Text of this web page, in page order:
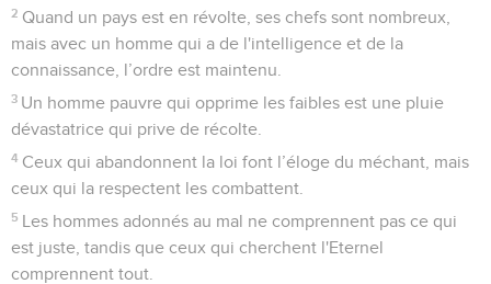
2 Quand un pays est en révolte, ses chefs sont nombreux,
mais avec un homme qui a de l'intelligence et de la
connaissance, l’ordre est maintenu.
3 Un homme pauvre qui opprime les faibles est une pluie
dévastatrice qui prive de récolte.
4 Ceux qui abandonnent la loi font l’éloge du méchant, mais
ceux qui la respectent les combattent.
5 Les hommes adonnés au mal ne comprennent pas ce qui
est juste, tandis que ceux qui cherchent l'Eternel
comprennent tout.